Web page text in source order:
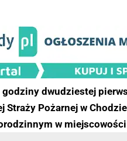
godziny dwudziestej
Straży Pożarnej w
w